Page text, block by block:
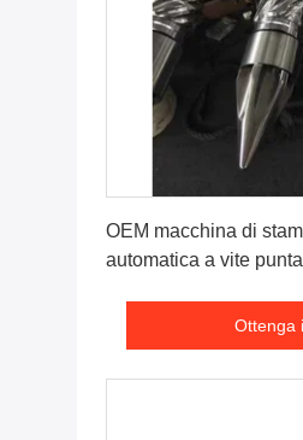
OEM macchina di
automatica a vite
Ottenga